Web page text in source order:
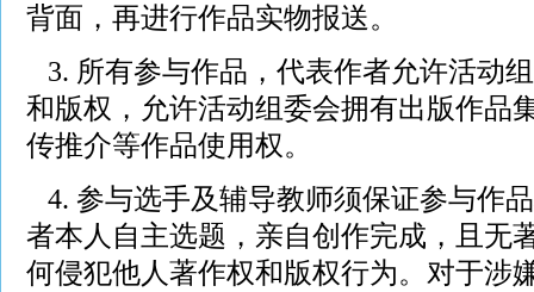
背面，再进行作品实物报送。
3. 所有参与作品，代表作者允许活动
和版权，允许活动组委会拥有出版作品
传推介等作品使用权。
4. 参与选手及辅导教师须保证参与作
者本人自主选题，亲自创作完成，且无
何侵犯他人著作权和版权行为。对于涉